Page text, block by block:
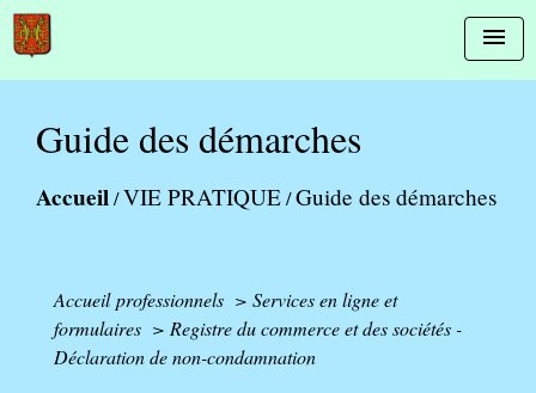
menu
Guide des démarches
Accueil/VIE PRATIQUE/Guide des démarches
Accueil professionnels > Services en ligne et
formulaires > Registre du commerce et des sociétés -
Déclaration de non-condamnation